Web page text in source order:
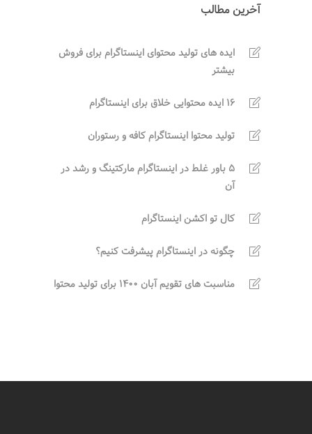
آخرین مطالب
ایده های تولید محتوای اینستاگرام برای فروش
بیشتر
16 ایده محتوایی خلاق برای اینستاگرام
تولید محتوا اینستاگرام کافه و رستوران
5 باور غلط در اینستاگرام مارکتینگ و رشد در
آن
کال تو اکشن اینستاگرام
چگونه در اینستاگرام پیشرفت کنیم؟
مناسبت های تقویم آبان 1400 برای تولید محتوا